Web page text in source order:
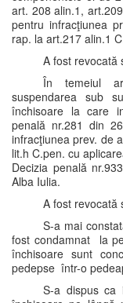
art. 208 alin.1,
pentru infracţiunea
rap. la art.217 alin.1
A fost revocată
În temeiul
suspendarea sub
închisoare la care
penală nr.281 din
infracţiunea prev. de
lit.h C.pen. cu
Decizia penală
Alba Iulia.
A fost revocată
S-a mai
fost condamnat la
închisoare sunt
pedepse într-o
S-a dispus ca